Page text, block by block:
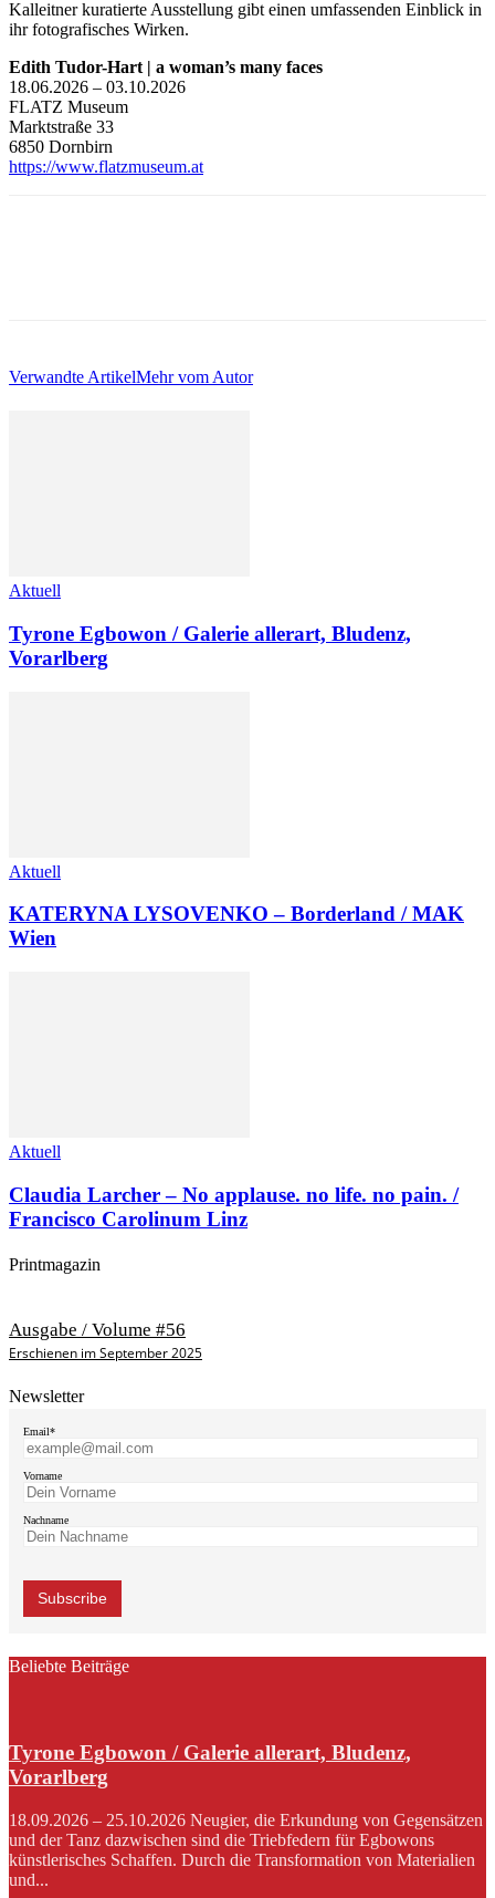
Kalleitner kuratierte Ausstellung gibt einen umfassenden Einblick in
ihr fotografisches Wirken.
Edith Tudor-Hart | a woman’s many faces
18.06.2026 – 03.10.2026
FLATZ Museum
Marktstraße 33
6850 Dornbirn
https://www.flatzmuseum.at
Verwandte ArtikelMehr vom Autor
Aktuell
Tyrone Egbowon / Galerie allerart, Bludenz,
Vorarlberg
Aktuell
KATERYNA LYSOVENKO – Borderland / MAK
Wien
Aktuell
Claudia Larcher – No applause. no life. no pain. /
Francisco Carolinum Linz
Printmagazin
Ausgabe / Volume #56
Erschienen im September 2025
Newsletter
Email*
Vorname
Nachname
Beliebte Beiträge
Tyrone Egbowon / Galerie allerart, Bludenz,
Vorarlberg
18.09.2026 – 25.10.2026 Neugier, die Erkundung von Gegensätzen
und der Tanz dazwischen sind die Triebfedern für Egbowons
künstlerisches Schaffen. Durch die Transformation von Materialien
und...